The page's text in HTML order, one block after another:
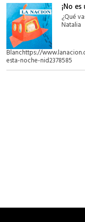
¡No
¿Qué
Natalia
Blanchttps://
esta-noche-nid2378585